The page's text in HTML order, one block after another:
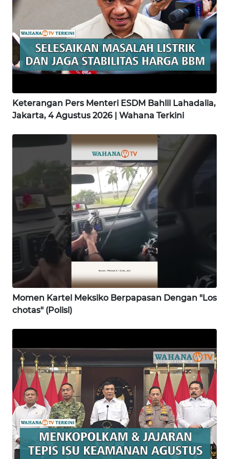
Keterangan Pers Menteri ESDM Bahlil Lahadalia,
Jakarta, 4 Agustus 2026 | Wahana Terkini
Momen Kartel Meksiko Berpapasan Dengan "Los
chotas" (Polisi)
LAMPUNG
WN
JATENG
NUSANTARA
WN
JOGJA
WN
WN
KALBAR
WN
KALTENG
WN
KALSEL
WN
KALTIM
SULSEL